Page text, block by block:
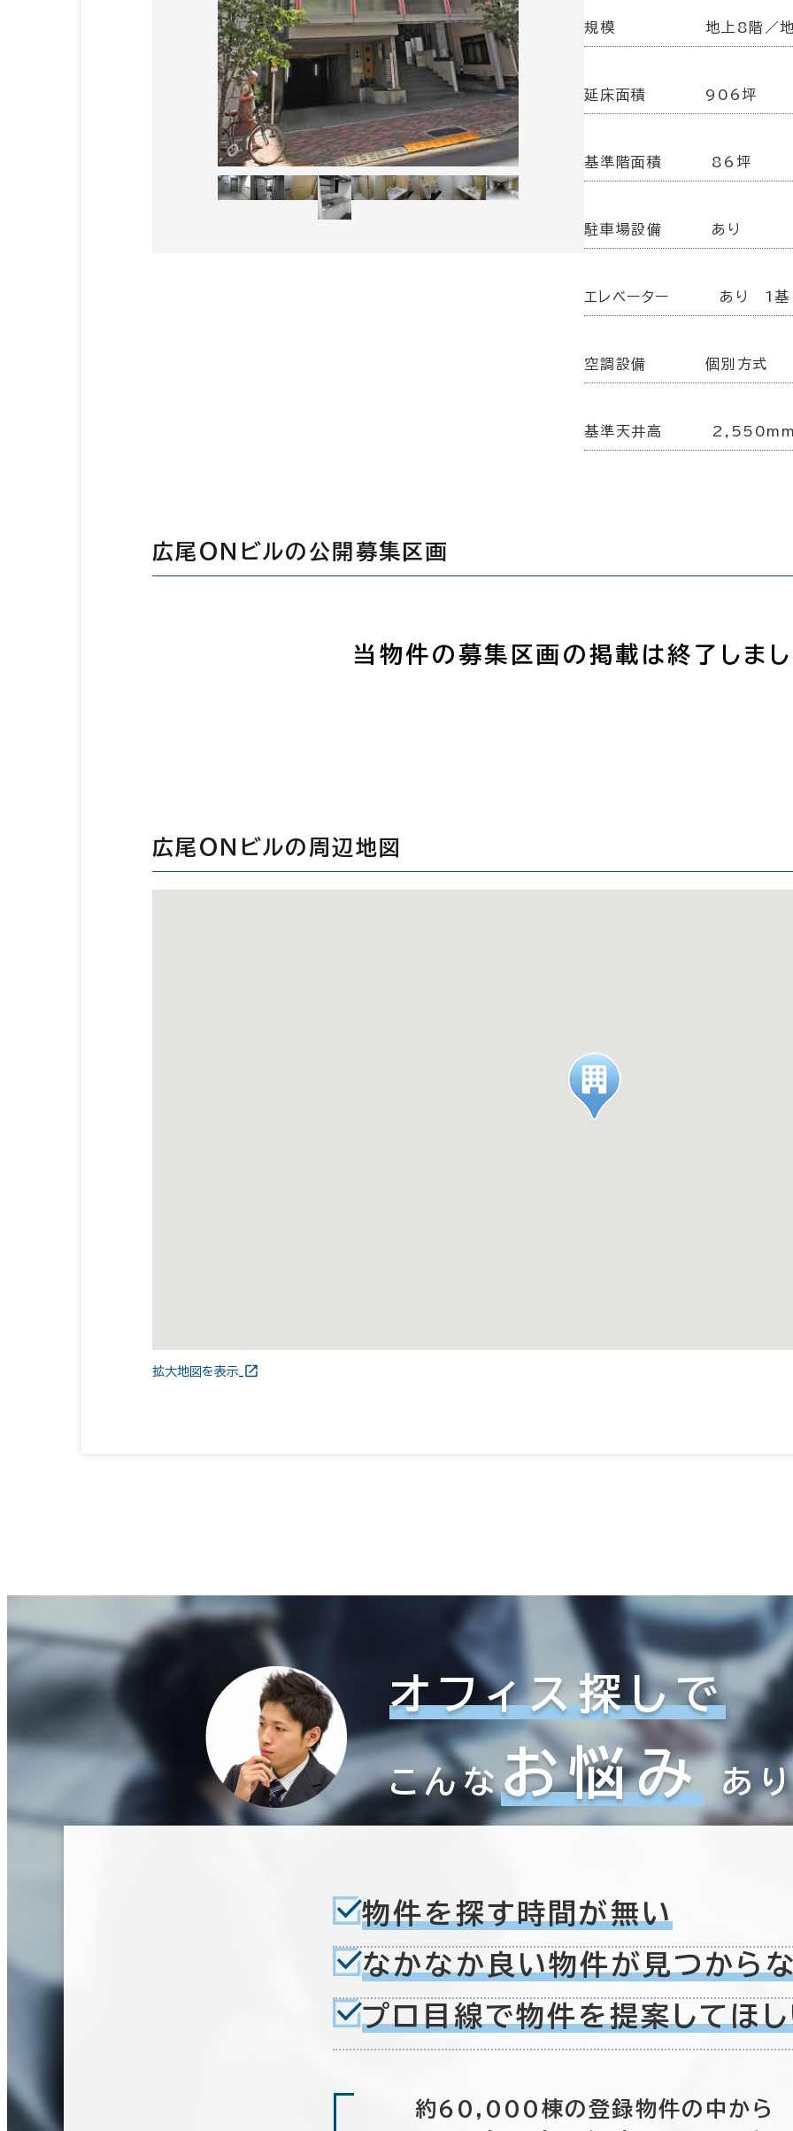
規模 地上8階／
延床面積 906坪
基準階面積 86坪
駐車場設備 あり
エレベーター あり 1基
空調設備 個別方式
基準天井高
広尾ＯＮビルの公開募集区画
当物件の募集区画の掲載は終了しまし
広尾ＯＮビルの周辺地図
拡大地図を表示
オフィス探しで
こんな お悩み あ
物件を探す時間が無い
なかなか良い物件が 見つから
プロ目線で物件を提案してほ
約60,000棟の登録物件の中から